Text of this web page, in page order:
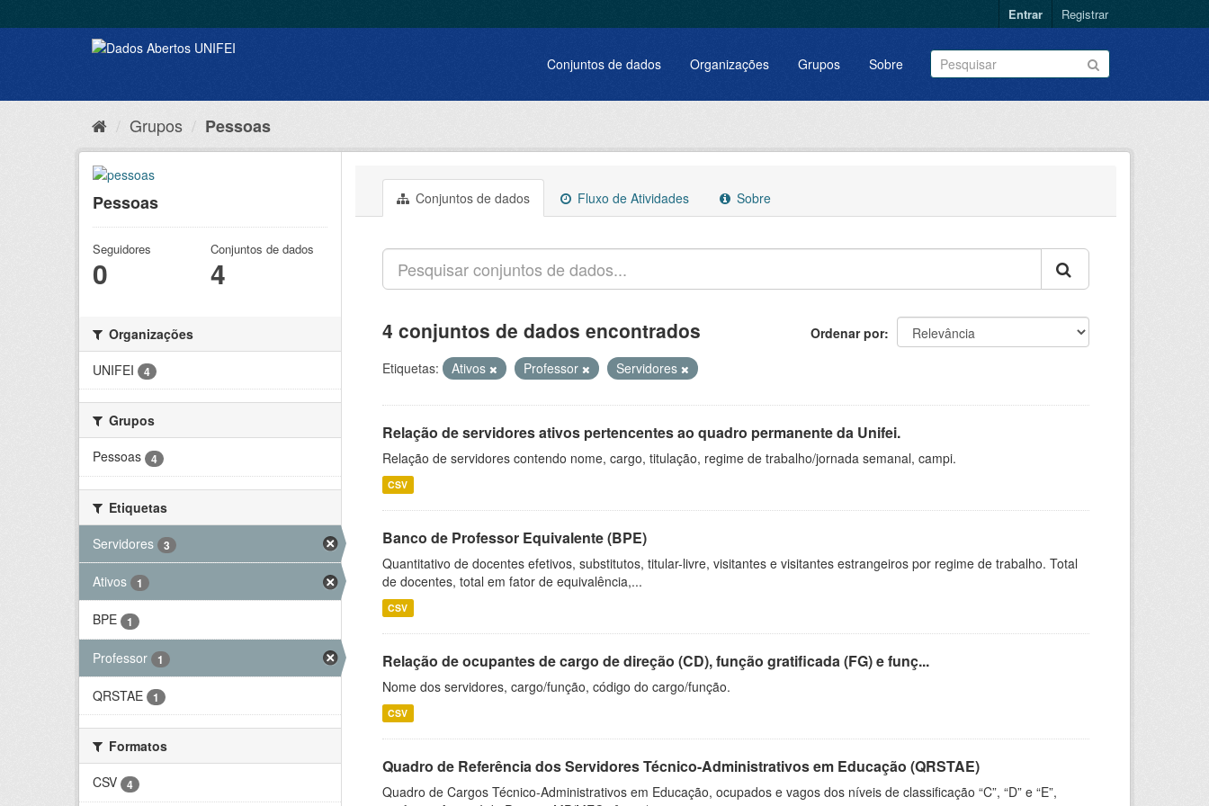
Entrar Registrar
Conjuntos de dados Organizações Grupos Sobre
Grupos Pessoas
Pessoas
Seguidores
0
Conjuntos de dados
4
Organizações
UNIFEI
4
Grupos
Pessoas
4
Etiquetas
Servidores
3
Ativos 1
BPE 1
Professor 1
QRSTAE 1
Formatos
CSV
4
Conjuntos de dados Fluxo de Atividades Sobre
Ordenar por
4 conjuntos de dados encontrados
Etiquetas: Ativos Professor Servidores
Relação de servidores ativos pertencentes ao quadro permanente da Unifei.
Relação de servidores contendo nome, cargo, titulação, regime de trabalho/jornada semanal, campi.
CSV
Banco de Professor Equivalente (BPE)
Quantitativo de docentes efetivos, substitutos, titular-livre, visitantes e visitantes estrangeiros por regime de trabalho. Total
de docentes, total em fator de equivalência,...
CSV
Relação de ocupantes de cargo de direção (CD), função gratificada (FG) e funç...
Nome dos servidores, cargo/função, código do cargo/função.
CSV
Quadro de Referência dos Servidores Técnico-Administrativos em Educação (QRSTAE)
Quadro de Cargos Técnico-Administrativos em Educação, ocupados e vagos dos níveis de classificação “C”, “D” e “E”,